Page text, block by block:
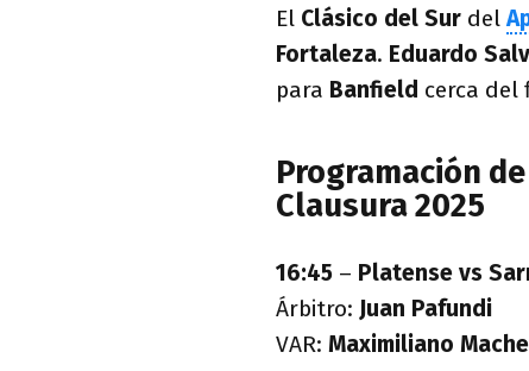
El Clásico del Sur del
Fortaleza. Eduardo
para Banfield cerca del
Programación
Clausura 2025
16:45 – Platense vs
Árbitro: Juan Pafundi
VAR: Maximiliano